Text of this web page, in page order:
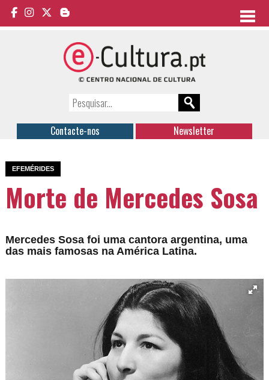
Contacte-nos Newsletter
EFEMÉRIDES
Morte de Mercedes Sosa
Mercedes Sosa foi uma cantora argentina, uma
das mais famosas na América Latina.